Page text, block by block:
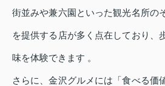
街並みや兼六園といった観光名所の
を提供する店が多く点在しており、
味を体験できます 。
さらに、金沢グルメには「食べる価